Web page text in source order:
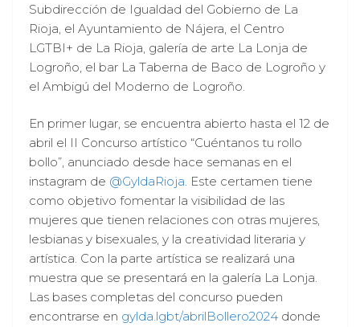
Subdirección de Igualdad del Gobierno de La
Rioja, el Ayuntamiento de Nájera, el Centro
LGTBI+ de La Rioja, galería de arte La Lonja de
Logroño, el bar La Taberna de Baco de Logroño y
el Ambigú del Moderno de Logroño.
En primer lugar, se encuentra abierto hasta el 12 de
abril el II Concurso artístico “Cuéntanos tu rollo
bollo”, anunciado desde hace semanas en el
instagram de @GyldaRioja. Este certamen tiene
como objetivo fomentar la visibilidad de las
mujeres que tienen relaciones con otras mujeres,
lesbianas y bisexuales, y la creatividad literaria y
artística. Con la parte artística se realizará una
muestra que se presentará en la galería La Lonja.
Las bases completas del concurso pueden
encontrarse en gylda.lgbt/abrilBollero2024 donde